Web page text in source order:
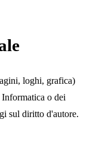
loghi, grafica)
o dei
sul diritto d'autore.